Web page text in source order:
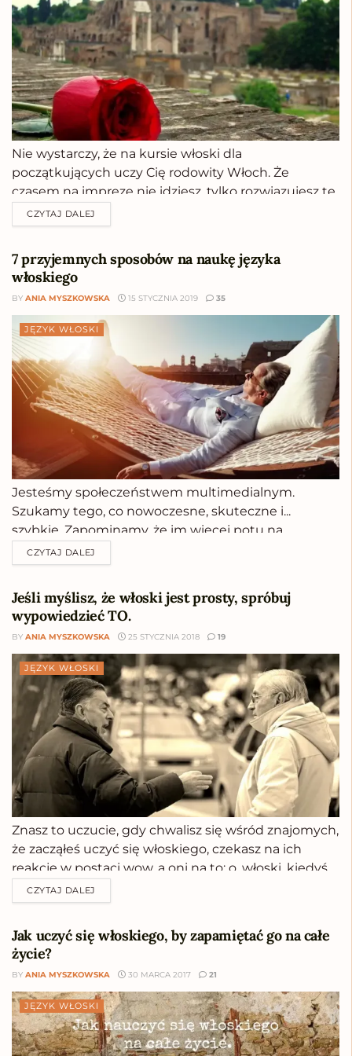
Nie wystarczy, że na kursie włoski dla
początkujących uczy Cię rodowity Włoch. Że
czasem na imprezę nie idziesz, tylko rozwiązujesz te
swoje gramatyczne łamigłówki. Trzeba pójść dalej.
Zaangażować się całym sobą. I koniecznie zmienić
słownik. Ile miałam wtedy entuzjazmu! Wszyscy
mówili,...
CZYTAJ DALEJ
7 przyjemnych sposobów na naukę języka
włoskiego
BY ANIA MYSZKOWSKA 15 STYCZNIA 2019 35
JĘZYK WŁOSKI
Jesteśmy społeczeństwem multimedialnym.
Szukamy tego, co nowoczesne, skuteczne i...
szybkie. Zapominamy, że im więcej potu na
treningach, tym mniej krwi w walce. I słusznie! Jak
więc trenować język bez zmęczenia, krwi i potu. Za
nauki włoskiego, których warto...
CZYTAJ DALEJ
Jeśli myślisz, że włoski jest prosty, spróbuj
wypowiedzieć TO.
BY ANIA MYSZKOWSKA 25 STYCZNIA 2018 19
JĘZYK WŁOSKI
Znasz to uczucie, gdy chwalisz się wśród znajomych,
że zacząłeś uczyć się włoskiego, czekasz na ich
reakcję w postaci wow, a oni na to: o, włoski, kiedyś
się uczyłem, to taki prosty język. Czas im pokazać,
jaki włoski jest naprawdę. Zadaj im do wymówienia
CZYTAJ DALEJ
Jak uczyć się włoskiego, by zapamiętać go na całe
życie?
BY ANIA MYSZKOWSKA 30 MARCA 2017 21
JĘZYK WŁOSKI